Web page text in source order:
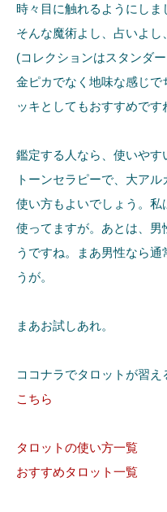
時々目に触れるようにしま
そんな魔術よし、占いよし
(コレクションはスタンダ
金ピカでなく地味な感じ
ッキとしてもおすすめです
鑑定する人なら、使いやす
トーンセラピーで、大ア
使い方もよいでしょう。私
使ってますが。あとは、
うですね。まあ男性なら
うが。
まあお試しあれ。
ココナラでタロットが習え
こちら
タロットの使い方一覧
おすすめタロット一覧